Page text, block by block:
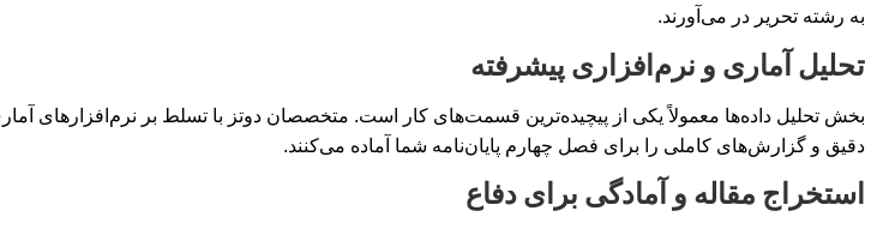
به رشته تحریر در می‌آورند.
تحلیل آماری و نرم‌افزاری پیشرفته
دقیق و گزارش‌های کاملی را برای فصل چهارم پایان‌نامه شما آماده می‌کنند.
استخراج مقاله و آمادگی برای دفاع